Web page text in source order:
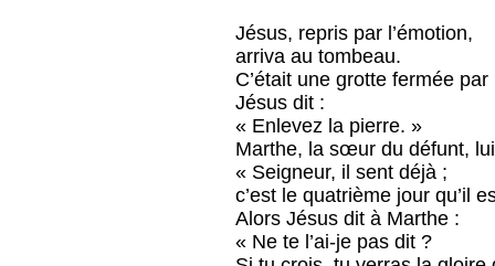
Jésus, repris par l’émotion,
arriva au tombeau.
C’était une grotte fermée
Jésus dit :
« Enlevez la pierre. »
Marthe, la sœur du défunt,
« Seigneur, il sent déjà ;
c’est le quatrième jour qu’il
Alors Jésus dit à Marthe :
« Ne te l’ai-je pas dit ?